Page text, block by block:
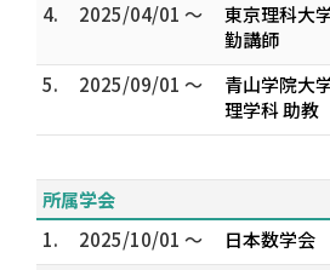
4.
2025/04/01 ～
東京理科大
勤講師
5.
2025/09/01 ～
青山学院大
理学科 助教
所属学会
1.
2025/10/01 ～
日本数学会